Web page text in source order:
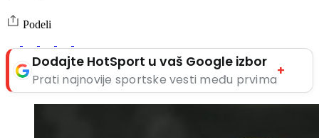
Podeli
Dodajte HotSport u vaš Google izbor
Prati najnovije sportske vesti među prvima
+